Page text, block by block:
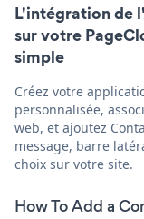
L'intégration de
sur votre
simple
Créez votre
personnalisée,
web, et ajoutez
message, barre
choix sur votre site.
How To Add a